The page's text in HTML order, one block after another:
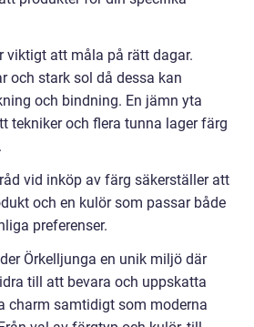
viktigt att måla på rätt dagar.
och stark sol då dessa kan
och bindning. En jämn yta
tekniker och flera tunna lager färg
vid inköp av färg säkerställer att
och en kulör som passar både
preferenser.
Örkelljunga en unik miljö där
till att bevara och uppskatta
charm samtidigt som moderna